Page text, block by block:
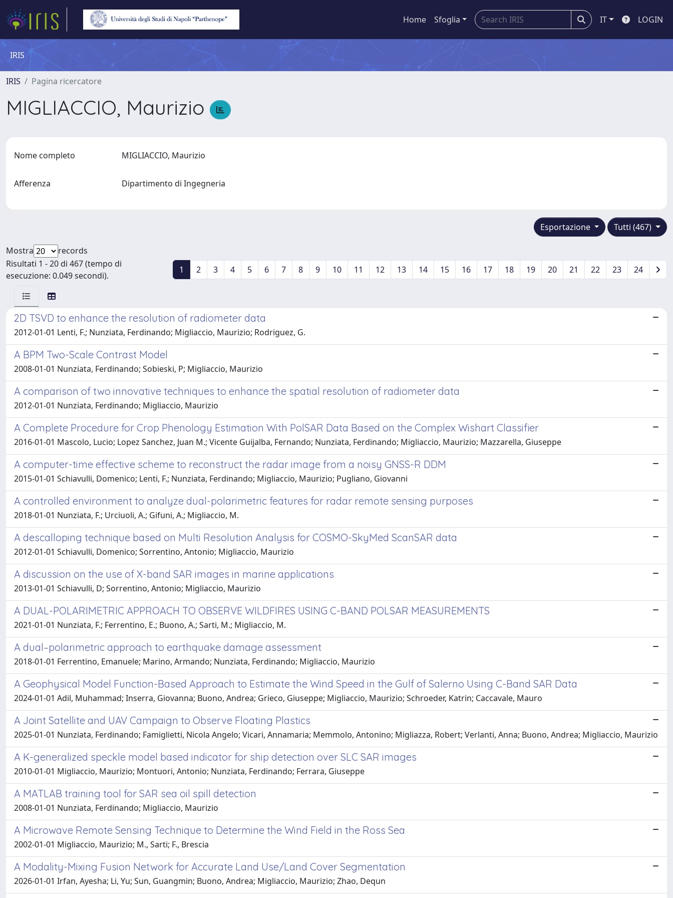
Home Sfoglia IT LOGIN
IRIS
IRIS Pagina ricercatore
MIGLIACCIO, Maurizio
Nome completo MIGLIACCIO, Maurizio
Afferenza Dipartimento di Ingegneria
Tutti (467)
Esportazione
Mostra
records
Risultati 1 - 20 di 467 (tempo di
esecuzione: 0.049 secondi).
1 2 3 4 5 6 7 8 9 10 11 12 13 14 15 16 17 18 19 20 21 22 23 24
2D TSVD to enhance the resolution of radiometer data
2012-01-01 Lenti, F.; Nunziata, Ferdinando; Migliaccio, Maurizio; Rodriguez, G.
A BPM Two-Scale Contrast Model
2008-01-01 Nunziata, Ferdinando; Sobieski, P; Migliaccio, Maurizio
A comparison of two innovative techniques to enhance the spatial resolution of radiometer data
2012-01-01 Nunziata, Ferdinando; Migliaccio, Maurizio
A Complete Procedure for Crop Phenology Estimation With PolSAR Data Based on the Complex Wishart Classifier
2016-01-01 Mascolo, Lucio; Lopez Sanchez, Juan M.; Vicente Guijalba, Fernando; Nunziata, Ferdinando; Migliaccio, Maurizio; Mazzarella, Giuseppe
A computer-time effective scheme to reconstruct the radar image from a noisy GNSS-R DDM
2015-01-01 Schiavulli, Domenico; Lenti, F.; Nunziata, Ferdinando; Migliaccio, Maurizio; Pugliano, Giovanni
A controlled environment to analyze dual-polarimetric features for radar remote sensing purposes
2018-01-01 Nunziata, F.; Urciuoli, A.; Gifuni, A.; Migliaccio, M.
A descalloping technique based on Multi Resolution Analysis for COSMO-SkyMed ScanSAR data
2012-01-01 Schiavulli, Domenico; Sorrentino, Antonio; Migliaccio, Maurizio
A discussion on the use of X-band SAR images in marine applications
2013-01-01 Schiavulli, D; Sorrentino, Antonio; Migliaccio, Maurizio
A DUAL-POLARIMETRIC APPROACH TO OBSERVE WILDFIRES USING C-BAND POLSAR MEASUREMENTS
2021-01-01 Nunziata, F.; Ferrentino, E.; Buono, A.; Sarti, M.; Migliaccio, M.
A dual–polarimetric approach to earthquake damage assessment
2018-01-01 Ferrentino, Emanuele; Marino, Armando; Nunziata, Ferdinando; Migliaccio, Maurizio
A Geophysical Model Function-Based Approach to Estimate the Wind Speed in the Gulf of Salerno Using C-Band SAR Data
2024-01-01 Adil, Muhammad; Inserra, Giovanna; Buono, Andrea; Grieco, Giuseppe; Migliaccio, Maurizio; Schroeder, Katrin; Caccavale, Mauro
A Joint Satellite and UAV Campaign to Observe Floating Plastics
2025-01-01 Nunziata, Ferdinando; Famiglietti, Nicola Angelo; Vicari, Annamaria; Memmolo, Antonino; Migliazza, Robert; Verlanti, Anna; Buono, Andrea; Migliaccio, Maurizio
A K-generalized speckle model based indicator for ship detection over SLC SAR images
2010-01-01 Migliaccio, Maurizio; Montuori, Antonio; Nunziata, Ferdinando; Ferrara, Giuseppe
A MATLAB training tool for SAR sea oil spill detection
2008-01-01 Nunziata, Ferdinando; Migliaccio, Maurizio
A Microwave Remote Sensing Technique to Determine the Wind Field in the Ross Sea
2002-01-01 Migliaccio, Maurizio; M., Sarti; F., Brescia
A Modality-Mixing Fusion Network for Accurate Land Use/Land Cover Segmentation
2026-01-01 Irfan, Ayesha; Li, Yu; Sun, Guangmin; Buono, Andrea; Migliaccio, Maurizio; Zhao, Dequn